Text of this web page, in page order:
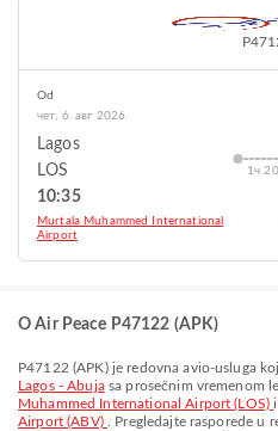
Od
чет, 6. авг 2026.
Lagos
LOS
10:35
Murtala Muhammed International
Airport
1ч
O Air Peace P47122 (APK)
P47122 (APK) je redovna avio-usluga
Lagos - Abujasa prosečnim vremenom
Muhammed International Airport (LOS)
Airport (ABV)
. Pregledajte rasporede u